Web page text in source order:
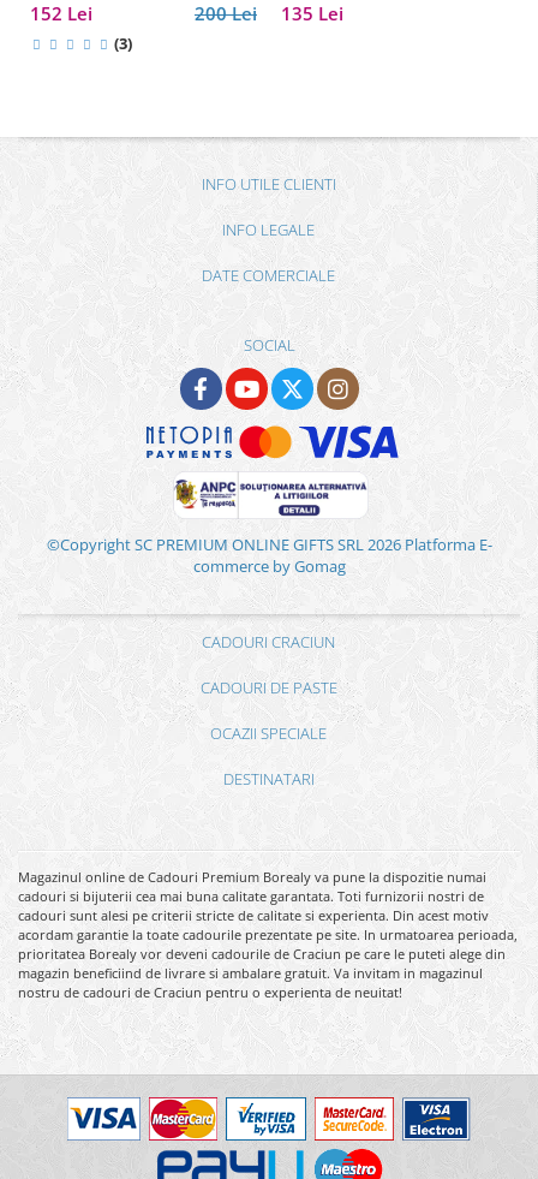
200 Lei
152 Lei
(3)
135 Lei
INFO UTILE CLIENTI
INFO LEGALE
DATE COMERCIALE
SOCIAL
©Copyright SC PREMIUM ONLINE GIFTS SRL 2026 Platforma E-
commerce by Gomag
CADOURI CRACIUN
CADOURI DE PASTE
OCAZII SPECIALE
DESTINATARI
Magazinul online de Cadouri Premium Borealy va pune la dispozitie numai
cadouri si bijuterii cea mai buna calitate garantata. Toti furnizorii nostri de
cadouri sunt alesi pe criterii stricte de calitate si experienta. Din acest motiv
acordam garantie la toate cadourile prezentate pe site. In urmatoarea perioada,
prioritatea Borealy vor deveni cadourile de Craciun pe care le puteti alege din
magazin beneficiind de livrare si ambalare gratuit. Va invitam in magazinul
nostru de cadouri de Craciun pentru o experienta de neuitat!